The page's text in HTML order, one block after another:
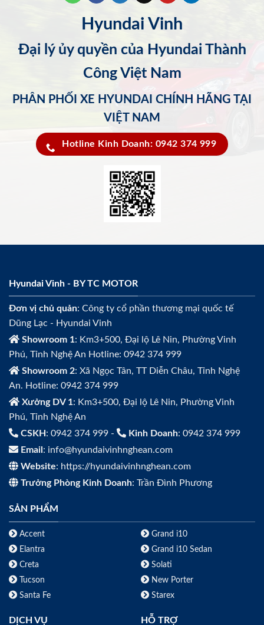
Hyundai Vinh
Đại lý ủy quyền của Hyundai Thành
Công Việt Nam
PHÂN PHỐI XE HYUNDAI CHÍNH HÃNG TẠI
VIỆT NAM
Hotline Kinh Doanh: 0942 374 999
Hyundai Vinh - BY TC MOTOR
Đơn vị chủ quản: Công ty cổ phần thương mại quốc tế
Dũng Lạc - Hyundai Vinh
Showroom 1: Km3+500, Đại lộ Lê Nin, Phường Vinh
Phú, Tỉnh Nghệ An Hotline: 0942 374 999
Showroom 2: Xã Ngọc Tân, TT Diễn Châu, Tỉnh Nghệ
An. Hotline: 0942 374 999
Xưởng DV 1: Km3+500, Đại lộ Lê Nin, Phường Vinh
Phú, Tỉnh Nghệ An
CSKH : 0942 374 999 - Kinh Doanh: 0942 374 999
Email : info@hyundaivinhnghean.com
Website: https://hyundaivinhnghean.com
Trưởng Phòng Kinh Doanh: Trần Đình Phương
SẢN PHẨM
Accent
Elantra
Creta
Tucson
Santa Fe
Grand i10
Grand i10 Sedan
Solati
New Porter
Starex
DỊCH VỤ HỖ TRỢ